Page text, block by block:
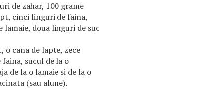
de zahar, 100 grame
cinci linguri de faina,
doua linguri de suc
o cana de lapte, zece
sucul de la o
de la o lamaie si de la o
(sau alune).